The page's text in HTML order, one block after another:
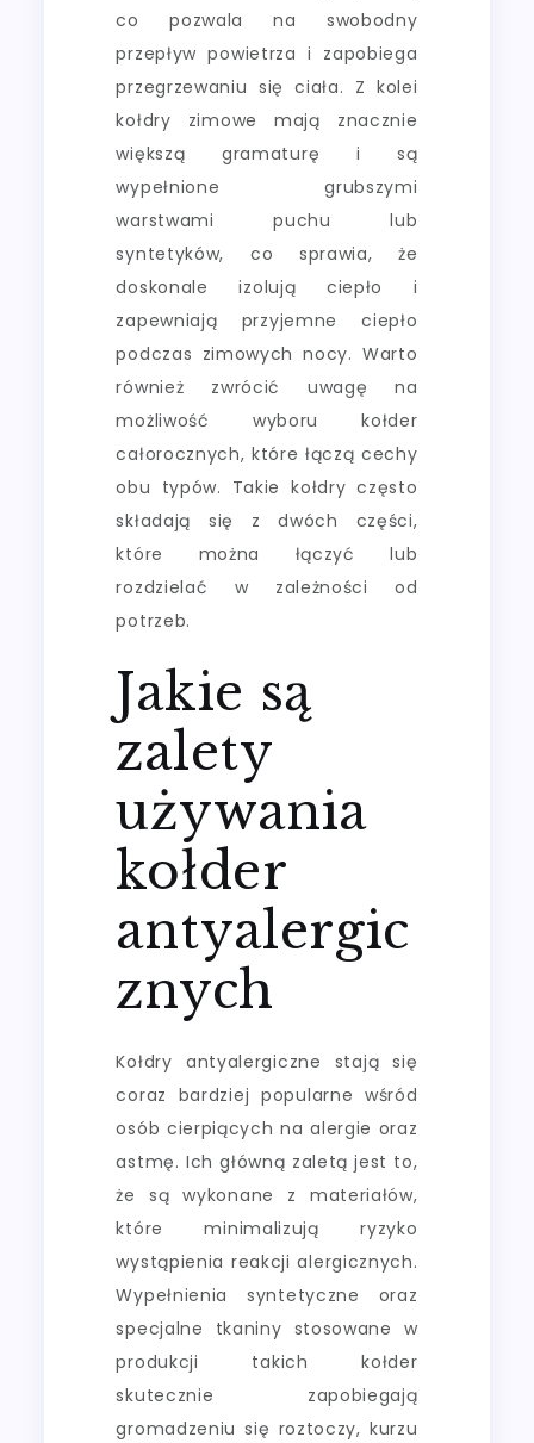
co pozwala na swobodny
przepływ powietrza i zapobiega
przegrzewaniu się ciała. Z kolei
kołdry zimowe mają znacznie
większą gramaturę i są
wypełnione grubszymi
warstwami puchu lub
syntetyków, co sprawia, że
doskonale izolują ciepło i
zapewniają przyjemne ciepło
podczas zimowych nocy. Warto
również zwrócić uwagę na
możliwość wyboru kołder
całorocznych, które łączą cechy
obu typów. Takie kołdry często
składają się z dwóch części,
które można łączyć lub
rozdzielać w zależności od
potrzeb.
Jakie są
zalety
używania
kołder
antyalergic
znych
Kołdry antyalergiczne stają się
coraz bardziej popularne wśród
osób cierpiących na alergie oraz
astmę. Ich główną zaletą jest to,
że są wykonane z materiałów,
które minimalizują ryzyko
wystąpienia reakcji alergicznych.
Wypełnienia syntetyczne oraz
specjalne tkaniny stosowane w
produkcji takich kołder
skutecznie zapobiegają
gromadzeniu się roztoczy, kurzu